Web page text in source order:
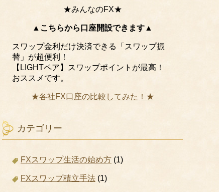
★みんなのFX★
▲こちらから口座開設できます▲
スワップ金利だけ決済できる「スワップ振
替」が超便利！
【LIGHTペア】スワップポイントが最高！
おススメです。
★各社FX口座の比較してみた！★
カテゴリー
FXスワップ生活の始め方 (1)
FXスワップ積立手法 (1)